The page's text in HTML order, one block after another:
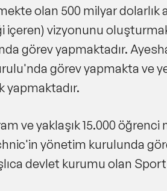
olan 500 milyar dolarlık
içeren) vizyonunu
görev yapmaktadır.
görev yapmakta ve
yapmaktadır.
ve yaklaşık 15.000
yönetim kurulunda
devlet kurumu olan